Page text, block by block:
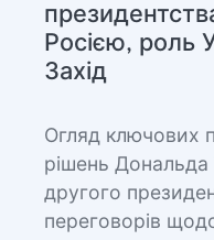
Росією, роль
Захід
Огляд ключових
рішень Дональда
другого
переговорів щодо